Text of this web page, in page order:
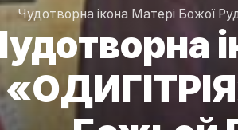
Чудотворна ікона Матері Божої